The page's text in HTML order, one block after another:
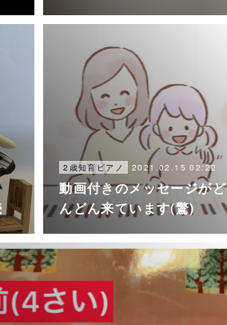
2歳知育ピアノ 2021.02.15 02:22
動画付きのメッセージがど
んどん来ています(驚)